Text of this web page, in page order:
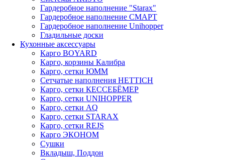
Гардеробное наполнение "Starax"
Гардеробное наполнение СМАРТ
Гардеробное наполнение Unihopper
Гладильные доски
Кухонные аксессуары
Карго BOYARD
Карго, корзины Калибра
Карго, сетки ЮММ
Сетчатые наполнения HETTICH
Карго, сетки КЕССЕБЁМЕР
Карго, сетки UNIHOPPER
Карго, сетки AQ
Карго, сетки STARAX
Карго, сетки REJS
Карго ЭКОНОМ
Сушки
Вкладыш, Поддон